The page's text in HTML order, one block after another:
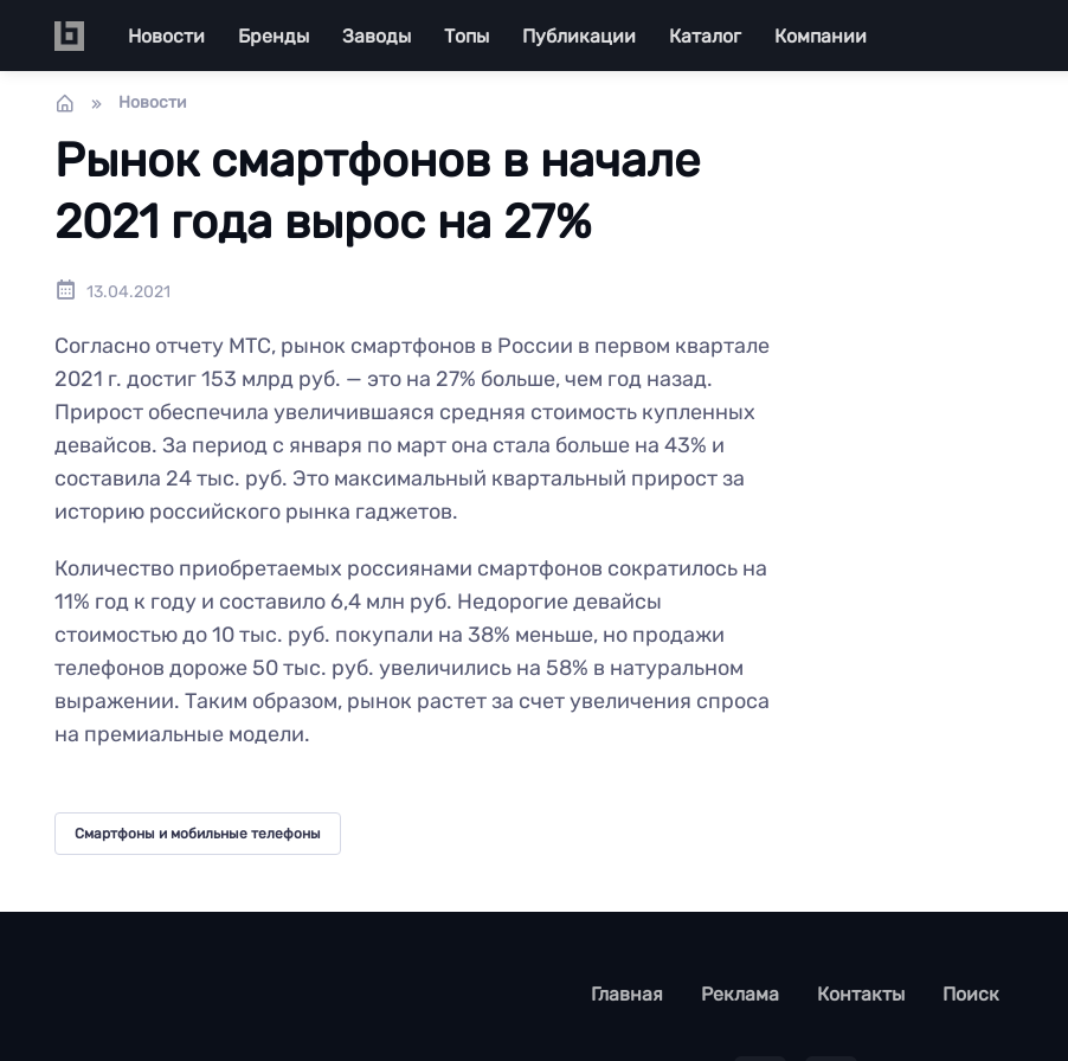
Main navigation
Новости Бренды Заводы Топы Публикации Каталог Компании
Новости
Рынок смартфонов в начале
2021 года вырос на 27%
13.04.2021
Согласно отчету МТС, рынок смартфонов в России в первом квартале
2021 г. достиг 153 млрд руб. — это на 27% больше, чем год назад.
Прирост обеспечила увеличившаяся средняя стоимость купленных
девайсов. За период с января по март она стала больше на 43% и
составила 24 тыс. руб. Это максимальный квартальный прирост за
историю российского рынка гаджетов.
Количество приобретаемых россиянами смартфонов сократилось на
11% год к году и составило 6,4 млн руб. Недорогие девайсы
стоимостью до 10 тыс. руб. покупали на 38% меньше, но продажи
телефонов дороже 50 тыс. руб. увеличились на 58% в натуральном
выражении. Таким образом, рынок растет за счет увеличения спроса
на премиальные модели.
Смартфоны и мобильные телефоны
footer
Главная Реклама Контакты Поиск